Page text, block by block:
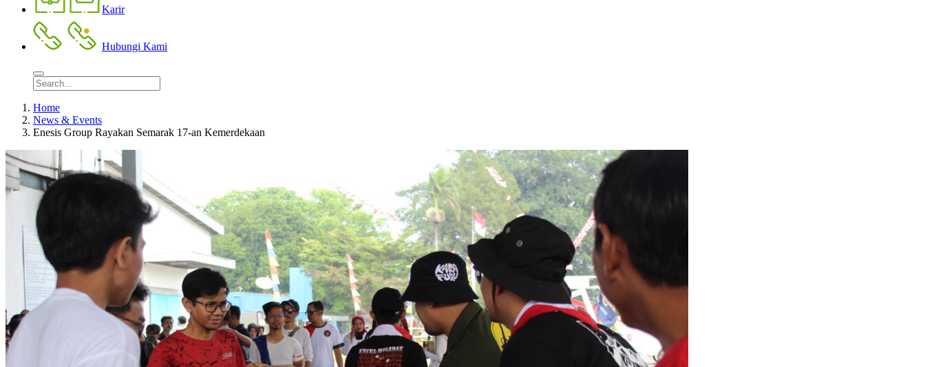
Karir
Hubungi Kami
Home
News & Events
Enesis Group Rayakan Semarak 17-an Kemerdekaan